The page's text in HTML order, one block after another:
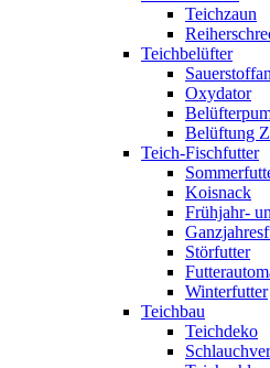
Teichzaun
Teichbelüfter
Oxydator
Belüftung
Teich-Fischfutter
Koisnack
Frühjahr-
Störfutter
Winterfutter
Teichbau
Teichdeko